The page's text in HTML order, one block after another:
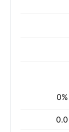
0%
0.0